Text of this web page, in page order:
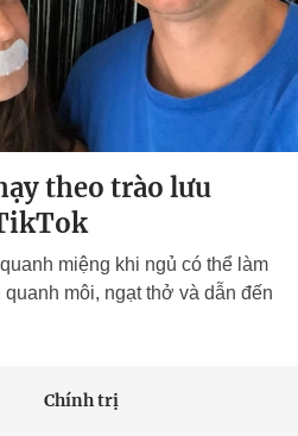
theo trào lưu
miệng khi ngủ có thể làm
môi, ngạt thở và dẫn đến
Chính trị